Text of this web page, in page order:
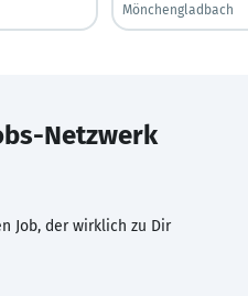
Mönchengladbach
Netzwerk
Job, der wirklich zu Dir